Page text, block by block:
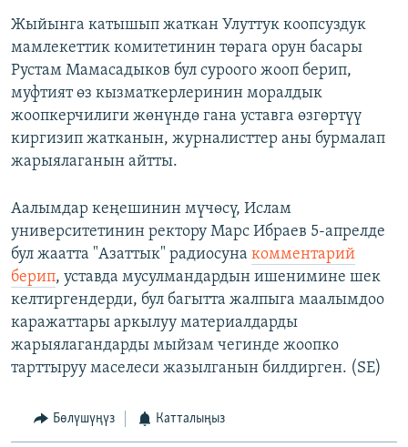
Жыйынга катышып жаткан Улуттук коопсуздук
мамлекеттик комитетинин төрага орун басары
Рустам Мамасадыков бул суроого жооп берип,
муфтият өз кызматкерлеринин моралдык
жоопкерчилиги жөнүндө гана уставга өзгөртүү
киргизип жатканын, журналисттер аны бурмалап
жарыялаганын айтты.
Аалымдар кеңешинин мүчөсү, Ислам
университетинин ректору Марс Ибраев 5-апрелде
бул жаатта "Азаттык" радиосуна комментарий
берип, уставда мусулмандардын ишенимине шек
келтиргендерди, бул багытта жалпыга маалымдоо
каражаттары аркылуу материалдарды
жарыялагандарды мыйзам чегинде жоопко
тарттыруу маселеси жазылганын билдирген. (SE)
Бөлүшүңүз Катталыңыз